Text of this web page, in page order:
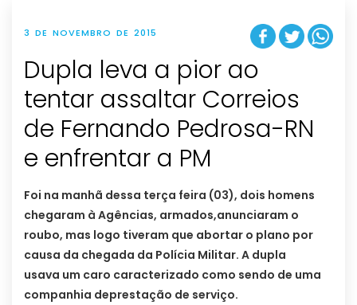
3 DE NOVEMBRO DE 2015
Dupla leva a pior ao
tentar assaltar Correios
de Fernando Pedrosa-RN
e enfrentar a PM
Foi na manhã dessa terça feira (03), dois homens
chegaram à Agências, armados,anunciaram o
roubo, mas logo tiveram que abortar o plano por
causa da chegada da Polícia Militar. A dupla
usava um caro caracterizado como sendo de uma
companhia deprestação de serviço.